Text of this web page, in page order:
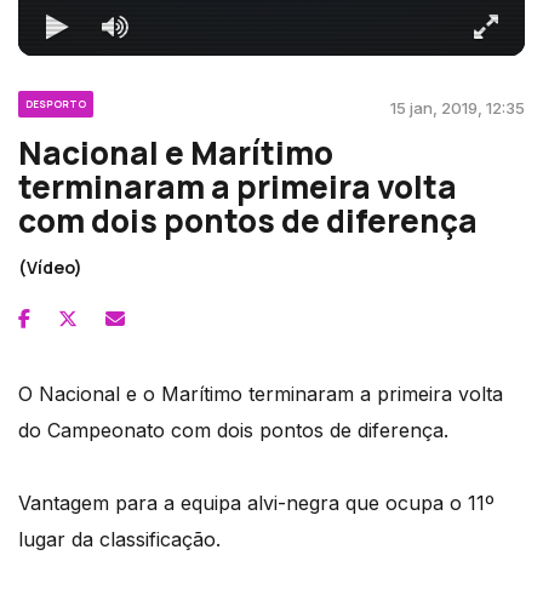
DESPORTO 15 jan, 2019, 12:35
Nacional e Marítimo
terminaram a primeira volta
com dois pontos de diferença
(Vídeo)
O Nacional e o Marítimo terminaram a primeira volta
do Campeonato com dois pontos de diferença.
Vantagem para a equipa alvi-negra que ocupa o 11º
lugar da classificação.